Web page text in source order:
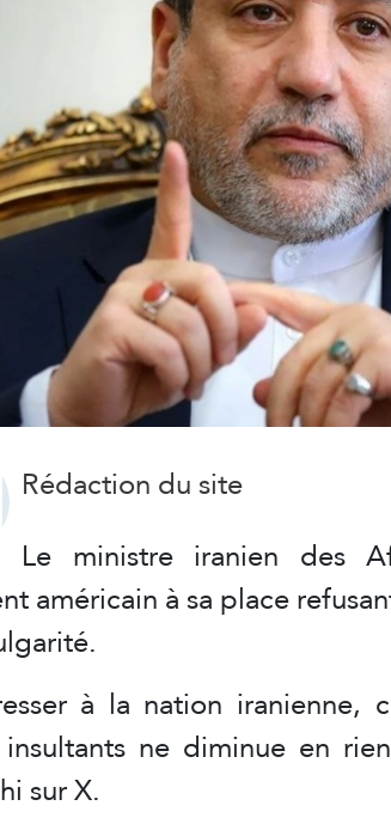
Rédaction du site
Le ministre iranien des
américain à sa place
à la nation
ne diminue en
sur X.